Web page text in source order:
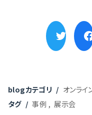
blogカテゴリ
オンライ
タグ
事例 展示会